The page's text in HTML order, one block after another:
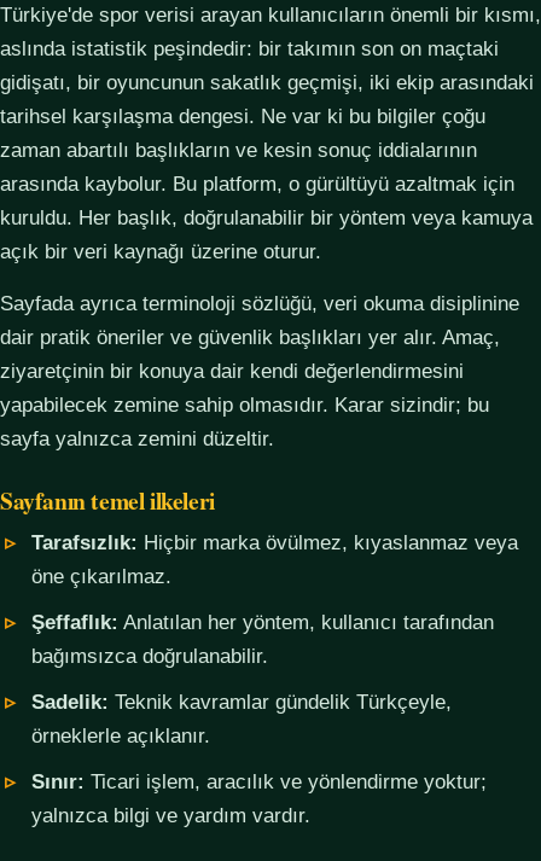
Türkiye'de spor verisi arayan kullanıcıların önemli bir kısmı,
aslında istatistik peşindedir: bir takımın son on maçtaki
gidişatı, bir oyuncunun sakatlık geçmişi, iki ekip arasındaki
tarihsel karşılaşma dengesi. Ne var ki bu bilgiler çoğu
zaman abartılı başlıkların ve kesin sonuç iddialarının
arasında kaybolur. Bu platform, o gürültüyü azaltmak için
kuruldu. Her başlık, doğrulanabilir bir yöntem veya kamuya
açık bir veri kaynağı üzerine oturur.
Sayfada ayrıca terminoloji sözlüğü, veri okuma disiplinine
dair pratik öneriler ve güvenlik başlıkları yer alır. Amaç,
ziyaretçinin bir konuya dair kendi değerlendirmesini
yapabilecek zemine sahip olmasıdır. Karar sizindir; bu
sayfa yalnızca zemini düzeltir.
Sayfanın temel ilkeleri
Tarafsızlık: Hiçbir marka övülmez, kıyaslanmaz veya
öne çıkarılmaz.
Şeffaflık: Anlatılan her yöntem, kullanıcı tarafından
bağımsızca doğrulanabilir.
Sadelik: Teknik kavramlar gündelik Türkçeyle,
örneklerle açıklanır.
Sınır: Ticari işlem, aracılık ve yönlendirme yoktur;
yalnızca bilgi ve yardım vardır.